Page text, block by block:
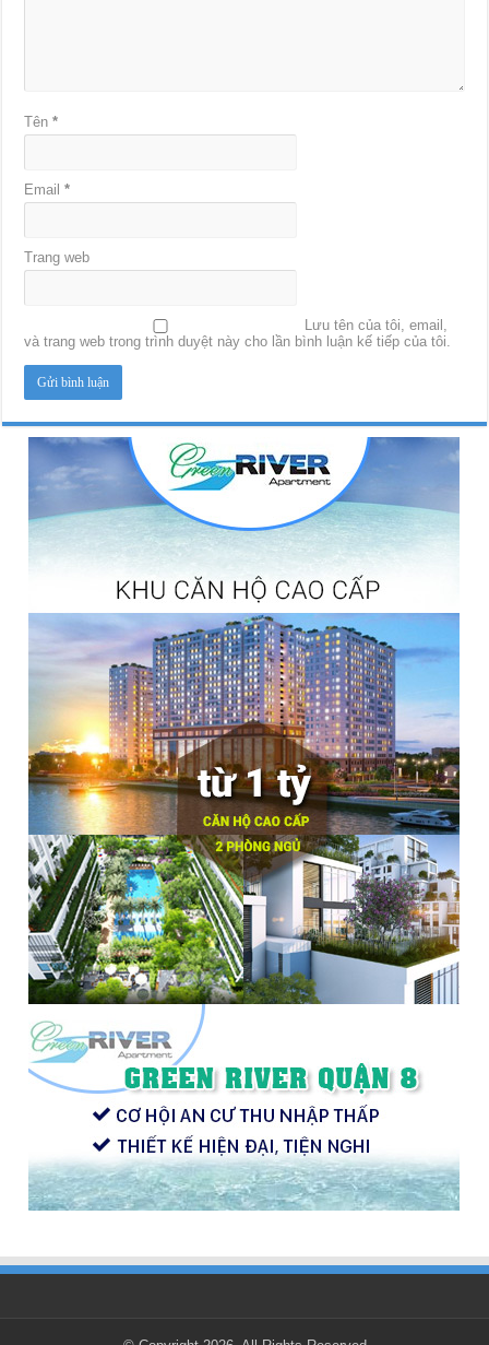
Tên*
Email*
Trang web
Lưu tên của tôi, email,
và trang web trong trình duyệt này cho lần bình luận kế tiếp của tôi.